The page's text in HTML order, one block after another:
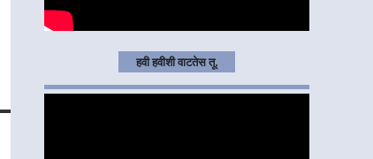
हवी हवीशी वाटतेस तू.